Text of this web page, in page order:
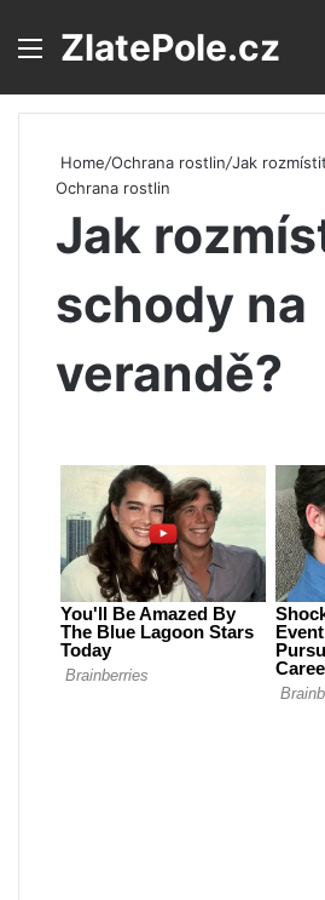
Menu
ZlatePole.cz
Home/Ochrana rostlin/Jak
Ochrana rostlin
Jak
schody na
verandě?